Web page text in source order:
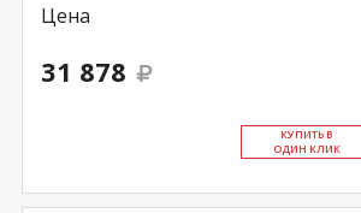
Цена
31 878
КУ­ПИТЬ В
ОДИН КЛИК